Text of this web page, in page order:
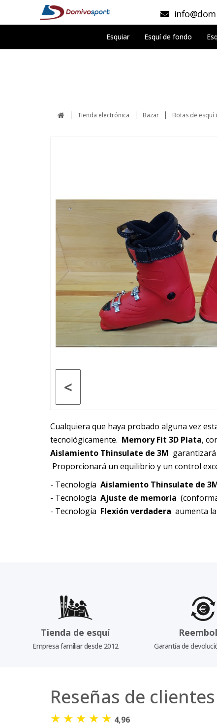
Esquiar Esquí de fondo
Tienda electrónica Bazar Botas de esquí
<
Cualquiera que haya probado alguna vez
tecnológicamente. Memory Fit 3D Plata,
Aislamiento Thinsulate de 3M garantizará
Proporcionará un equilibrio y un control
- Tecnología Aislamiento Thinsulate de
- Tecnología Ajuste de memoria
- Tecnología Flexión verdadera aumenta
Tienda de esquí
Empresa familiar desde 2012 Garantía de
Reseñas de clientes
★ ★ ★ ★ ★ 4,96